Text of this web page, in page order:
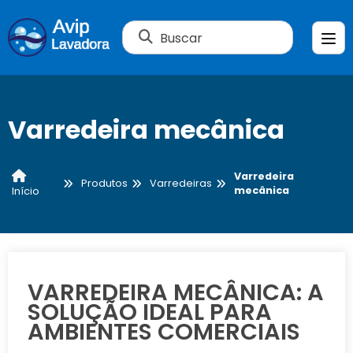
Buscar
Varredeira mecânica
Início
Produtos Varredeiras
Varredeira
mecânica
VARREDEIRA MECÂNICA: A
SOLUÇÃO IDEAL PARA
AMBIENTES COMERCIAIS